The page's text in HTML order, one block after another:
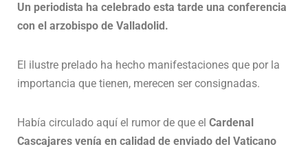
Un periodista ha celebrado esta tarde una conferencia
con el arzobispo de Valladolid.
El ilustre prelado ha hecho manifestaciones que por la
importancia que tienen, merecen ser consignadas.
Había circulado aquí el rumor de que el Cardenal
Cascajares venía en calidad de enviado del Vaticano